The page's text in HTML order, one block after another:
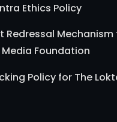
Ethics Policy
Redressal Mechanism
Foundation
Policy for The